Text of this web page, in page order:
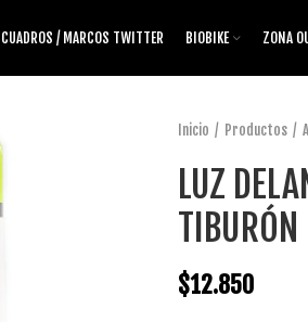
CUADROS / MARCOS TWITTER BIOBIKE ZONA
Inicio Productos
LUZ
TIBURÓN
$12.850